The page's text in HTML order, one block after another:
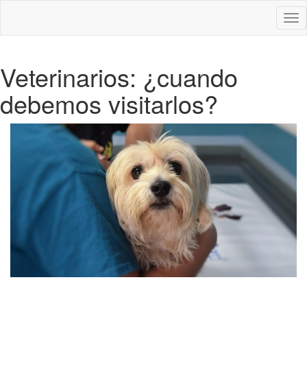
Veterinarios: ¿cuando
debemos visitarlos?